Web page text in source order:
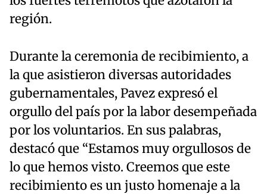
región.
Durante la ceremonia de recibimiento, a
la que asistieron diversas autoridades
gubernamentales, Pavez expresó el
orgullo del país por la labor desempeñada
por los voluntarios. En sus palabras,
destacó que “Estamos muy orgullosos de
lo que hemos visto. Creemos que este
recibimiento es un justo homenaje a la